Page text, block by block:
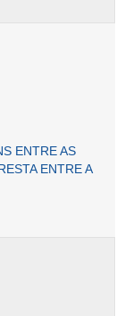
ENTRE AS
ENTRE A